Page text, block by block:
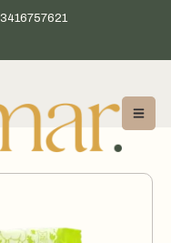
3416757621